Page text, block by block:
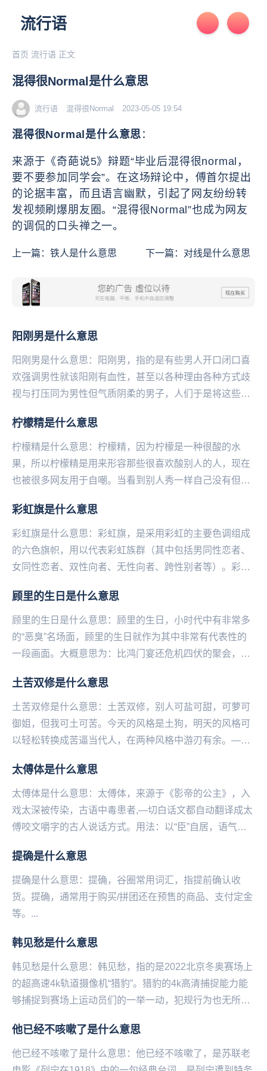
流行语
首页 流行语 正文
混得很Normal是什么意思
流行语 混得很Normal 2023-05-05 19:54
混得很Normal是什么意思 ：
来源于《奇葩说5》辩题“毕业后混得很normal，
要不要参加同学会”。在这场辩论中，傅首尔提出
的论据丰富，而且语言幽默，引起了网友纷纷转
发视频刷爆朋友圈。“混得很Normal”也成为网友
的调侃的口头禅之一。
上一篇： 铁人是什么意思 下一篇： 对线是什么意思
阳刚男是什么意思
阳刚男是什么意思：阳刚男，指的是有‌‌‌‌‌‌‌‌‌‌‌些男人开口闭口喜
欢强调男性就该阳刚有血性，甚至以各种理由各种方式歧
视与打压同为男性但气质阴柔的男子，人们于是将这些自
柠檬精是什么意思
柠檬精是什么意思：柠檬精，因为柠檬是一种很酸的水
果，所以柠檬精是用来形容那些很喜欢酸别人的人，现在
也被很多网友用于自嘲。当看到别人秀一样自己没有但却
彩虹旗是什么意思
彩虹旗是什么意思：彩虹旗，是采用‌‌‌‌‌‌‌‌‌‌彩虹的主要色调组成
的六色旗帜，用以代表彩虹族群（其中包括男同性恋者、
女同性恋者、双性向者、无性向者、跨性别者等）。彩虹
顾里的生日是什么意思
顾里的生日是什么意思：顾里的生日，小时代中有非常多
的“恶臭”名场面，顾里的生日就作为其中非常有代表性的
一段画面。大概意思为：比鸿门宴还危机四伏的聚会，人
土苦双修是什么意思
土苦双修是什么意思：土苦双修，别人可盐可甜，可萝可
御姐，但我可土可苦。今天的风格是土狗，明天的风格可
以轻松转换成苦逼当代人，在两种风格中游刃有余。——
太傅体是什么意思
太傅体是什么意思：太傅体，来源于《影帝的公主》，入
戏太深被传染，古语中毒患者,—切白话文都自动翻译成太
傅咬文嚼字的古人说话方式。用法：以“臣”自居，语气谦
提确是什么意思
提确是什么意思：提确，谷圈常用词汇，指提前确认收
货。提确，通常用于购买‌‌‌‌‌‌‌‌‌‌/拼团还在预售的商品、支付定金
等。...
韩见愁是什么意思
韩见愁是什么意思：韩见愁，指的是2022北京冬‌‌‌‌‌‌‌‌‌‌‌‌奥赛场上
的超高速4k轨道摄像机“猎豹”。猎豹的4k高清捕捉能力能
够捕捉到赛场上运动员们的一举一动，犯规行为也无所遁
他已经不咳嗽了是什么意思
他已经不咳嗽了是什么意思：他已经不咳嗽了，是苏联老